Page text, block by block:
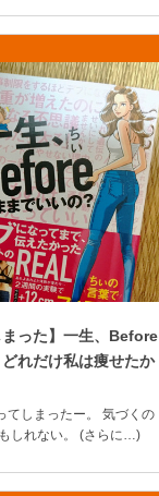
まった】一生、Before
れだけ私は痩せたか
てしまったー。 気づくの
しれない。 (さらに…)